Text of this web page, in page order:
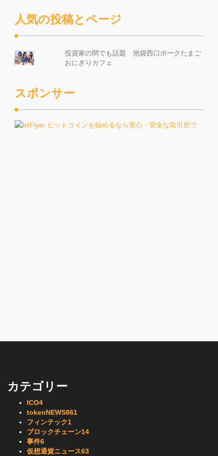
人気の投稿とページ
投資家の間でも話題 池袋西口ポークたまご
おにぎりカフェ
スポンサー
カテゴリー
ICO4
tokenNEWS861
フィンテック1
ブロックチェーン14
事件6
仮想通貨ニュース63